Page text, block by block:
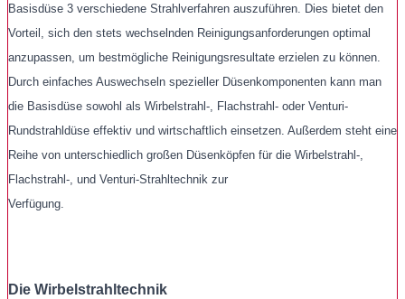
Basisdüse 3 verschiedene Strahlverfahren auszuführen. Dies bietet den
Vorteil, sich den stets wechselnden Reinigungsanforderungen optimal
anzupassen, um bestmögliche Reinigungsresultate erzielen zu können.
Durch einfaches Auswechseln spezieller Düsenkomponenten kann man
die Basisdüse sowohl als Wirbelstrahl-, Flachstrahl- oder Venturi-
Rundstrahldüse effektiv und wirtschaftlich einsetzen. Außerdem steht eine
Reihe von unterschiedlich großen Düsenköpfen für die Wirbelstrahl-,
Flachstrahl-, und Venturi-Strahltechnik zur
Verfügung.
Die Wirbelstrahltechnik